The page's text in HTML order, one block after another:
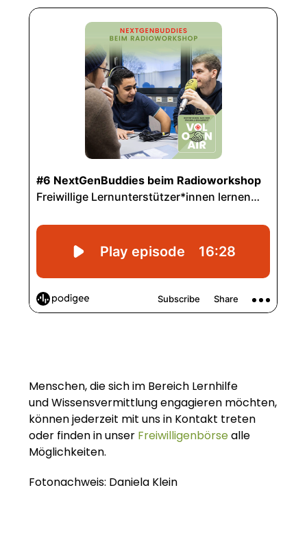
Menschen, die sich im Bereich Lernhilfe
und Wissensvermittlung engagieren möchten,
können jederzeit mit uns in Kontakt treten
oder finden in unser Freiwilligenbörsealle
Möglichkeiten.
Fotonachweis: Daniela Klein